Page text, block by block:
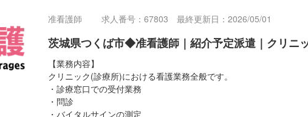
准看護師 求人番号：67803 最終更新日：2026/05/01
茨城県つくば市◆准看護師｜紹介予定派遣｜クリニ
【業務内容】
クリニック(診療所)における看護業務全般です。
・診療窓口での受付業務
・問診
・バイタルサインの測定